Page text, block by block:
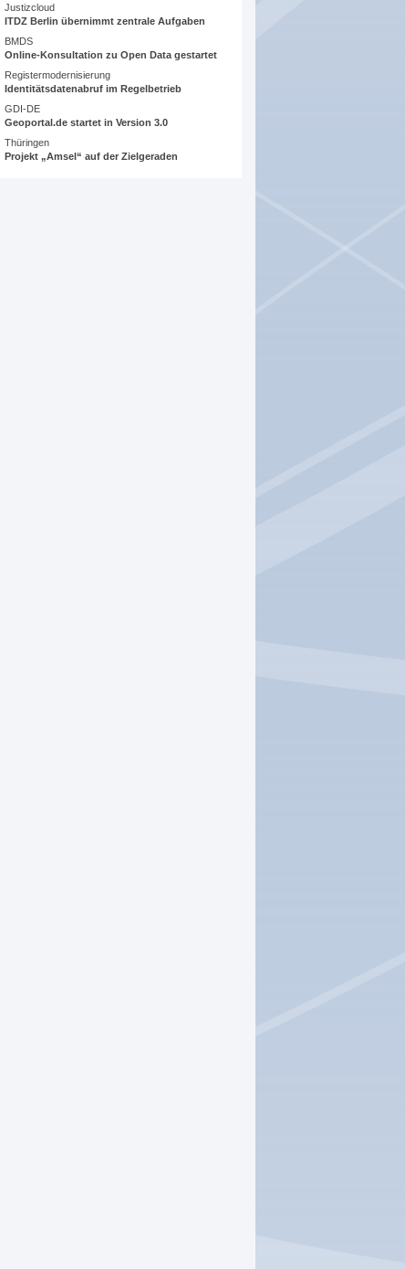
Justizcloud
ITDZ Berlin übernimmt zentrale Aufgaben
BMDS
Online-Konsultation zu Open Data gestartet
Registermodernisierung
Identitätsdatenabruf im Regelbetrieb
GDI-DE
Geoportal.de startet in Version 3.0
Thüringen
Projekt „Amsel“ auf der Zielgeraden